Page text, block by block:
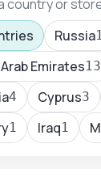
country or
Russia
Emirates13
4 Cyprus3
1 Iraq1